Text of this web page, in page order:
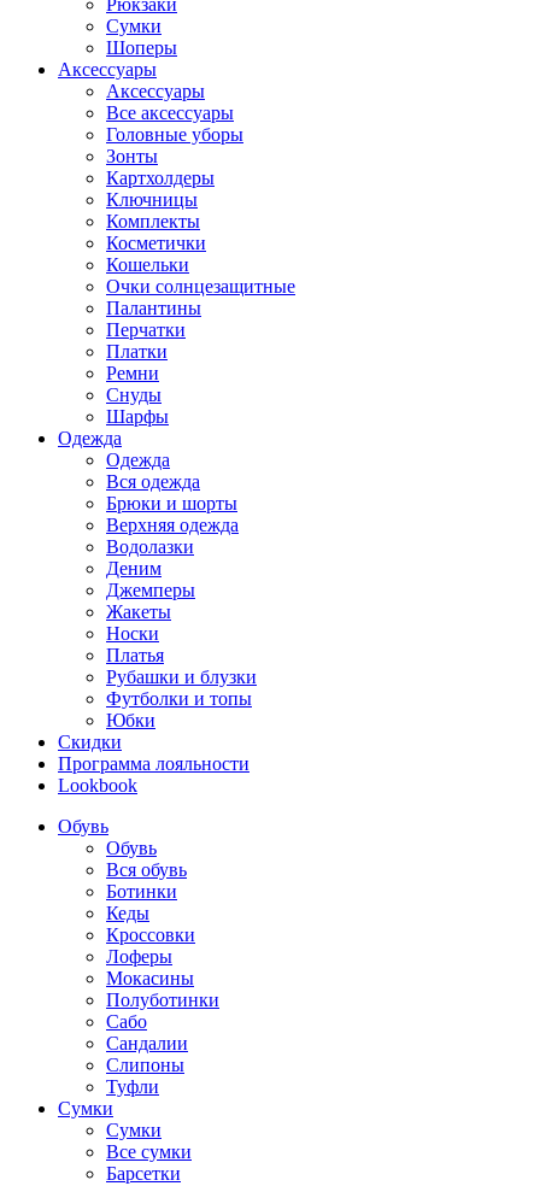
Рюкзаки
Сумки
Шоперы
Аксессуары
Аксессуары
Все аксессуары
Головные уборы
Зонты
Картхолдеры
Ключницы
Комплекты
Косметички
Кошельки
Очки солнцезащитные
Палантины
Перчатки
Платки
Ремни
Снуды
Шарфы
Одежда
Одежда
Вся одежда
Брюки и шорты
Верхняя одежда
Водолазки
Деним
Джемперы
Жакеты
Носки
Платья
Рубашки и блузки
Футболки и топы
Юбки
Скидки
Программа лояльности
Lookbook
Обувь
Обувь
Вся обувь
Ботинки
Кеды
Кроссовки
Лоферы
Мокасины
Полуботинки
Сабо
Сандалии
Слипоны
Туфли
Сумки
Сумки
Все сумки
Барсетки